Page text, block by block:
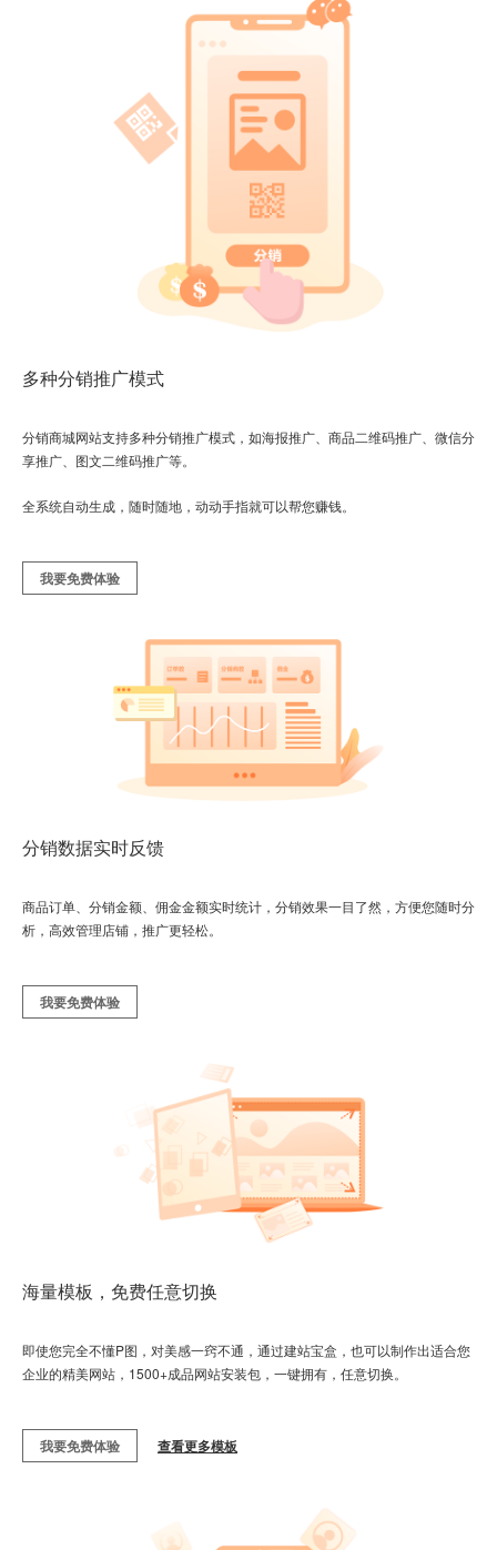
多种分销推广模式
分销商城网站支持多种分销推广模式，如海报推广、商品二维码推广、微信分
享推广、图文二维码推广等。
全系统自动生成，随时随地，动动手指就可以帮您赚钱。
我要免费体验
分销数据实时反馈
商品订单、分销金额、佣金金额实时统计，分销效果一目了然，方便您随时分
析，高效管理店铺，推广更轻松。
我要免费体验
海量模板，免费任意切换
即使您完全不懂P图，对美感一窍不通，通过建站宝盒，也可以制作出适合您
企业的精美网站，1500+成品网站安装包，一键拥有，任意切换。
我要免费体验 查看更多模板